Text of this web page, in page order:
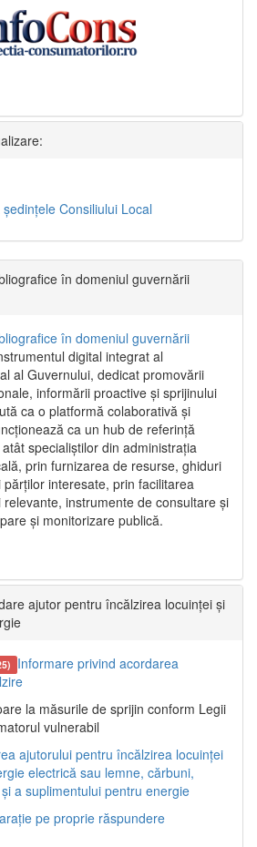
Consiliului Local
în domeniul guvernării
în domeniul guvernării
digital integrat al
al Guvernului, dedicat promovării
informării proactive și sprijinului
ca o platformă colaborativă și
ca un hub de referință
specialiștilor din administrația
prin furnizarea de resurse, ghiduri
interesate, prin facilitarea
instrumente de consultare și
și monitorizare publică.
ajutor pentru încălzirea locuinței și
Informare privind acordarea
la măsurile de sprijin conform Legii
vulnerabil
ajutorului pentru încălzirea locuinței
electrică sau lemne, cărbuni,
a suplimentului pentru energie
pe proprie răspundere